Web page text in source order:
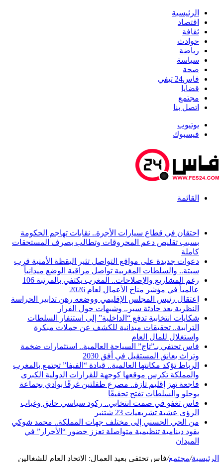
الرئيسية
اقتصاد
ثقافة
حوادث
رياضة
سياسة
صحة
فاس24 تيفي
قضايا
مجتمع
اتصل بنا
يوتيوب
فيسبوك
القائمة
احتقان في قطاع سيارات الأجرة.. نقابات تهاجم الحكومة
بسبب تقليص دعم المحروقات وتطالب بصرف المستحقات
كاملة
دعوات جديدة على مواقع التواصل تثير اليقظة الأمنية قرب
سبتة.. والسلطات المغربية تواصل مراقبة الوضع ميدانياً
رغم المشاريع والإصلاحات.. المغرب يكتفي بالمرتبة 106
عالمياً في مؤشر مناخ الأعمال لعام 2026
إعتقال رئيس المجلس الإقليمي ووضعه رهن تدابير الحراسة
النظرية بعد حادثة سير.. وشبهات حول الفرار
شكايات انتخابية تدفع “الداخلية” إلى استنفار السلطات
الترابية.. تحقيقات ميدانية للكشف عن حملات مبكرة
واستغلال للمال العام
فاس تحتفي بـ”تاج” السياحة العالمية.. استثمارات ضخمة
وتراث يعانق المستقبل في أفق 2030
الرباط تؤكد مكانتها العالمية.. قيادة “الفيفا” تجتمع بالمغرب
والمملكة تكرس موقعها كوجهة للقرارات الدولية الكبرى
فاجعة تهز إقليم تازة.. مصرع طفلتين غرقًا بوادي بجماعة
بوحلو والسلطات تفتح تحقيقًا
فاس تغفو في صمت انتخابي.. ركود سياسي خانق وغياب
الرؤى عشية تشريعيات 23 شتنبر
من الحي الحسني إلى مختلف جهات المملكة.. محمد شوكي
يقود دينامية تنظيمية متواصلة تعزز حضور “الأحرار” في
الميدان
الرئيسية/مجتمع/فاس تحتفي بعيد العمال: الاتحاد العام للشغالين